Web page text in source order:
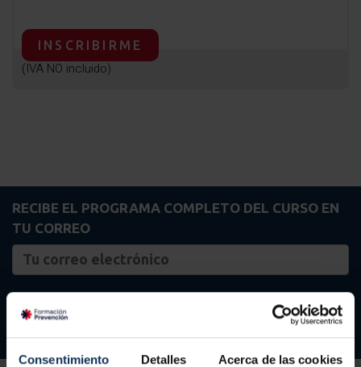
Consentimiento Detalles Acerca de las cookies
INSCRIBIRME
(IVA NO incluido)
RECIBE EL PROGRAMA COMPLETO DEL CURSO EN
TU CORREO